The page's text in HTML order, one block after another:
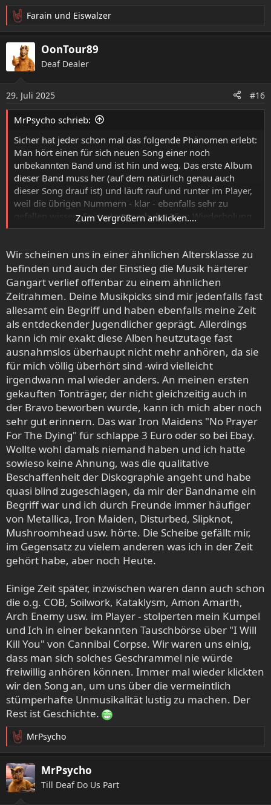
R
e
a
k
t
n
e
n
Farain und Eiswalzer
OonTour89
Deaf Dealer
29. Juli 2025 #16
MrPsycho schrieb:
Sicher hat jeder schon mal das folgende Phänomen erlebt:
Man hört einen für sich neuen Song einer noch
unbekannten Band und ist hin und weg. Das erste Album
dieser Band muss her (auf dem natürlich genau auch
dieser Song drauf ist) und läuft rauf und runter im Player,
weil die übrigen Nummern - klar - ebenfalls sehr zu
gefallen wissen. Spätestens nach der 15en Wiederholung
der Platte weiß man: Es ist Liebe und der Rest der
Stück für Stück arbeitet man sich, entweder chronologisch
oder wild durcheinander, durch die anderen Alben durch.
Aber dieser eine Wow-Effekt der ersten Berührung mit
dieser Band, dieses erste "Geil, das isses!" lässt sich nicht
reproduzieren. Sicher, alle anderen Alben sind auf ihre Art
und Weise auch äußerst stark, aber der "persönliche
Klassiker" wird immer genau dieser erste Song bzw.
dieses erste Album bleiben, dass man von ebenjenem
Interpreten oder Band gehört hat. Auch die generell
abgehuldigten "Klassiker" dieser Band lassen einen nur
etwas schmunzeln, während man weiß: Nein, so toll wie
"mein erstes Mal" mit dieser Band ist und wird das alles
nicht. Und wenn es auch bedeutet, dass man selbst mit
einem eher wenig gemochten Album eingestiegen ist, es
bleibt immer dieser eine ganz besondere "Me-Moment",
der Zenit, den die Band nie wieder so ganz für einen selbst
- weder mit alten Klassikern oder neuen Releases -
erreichen kann. Denn - entweder aus musikalischen oder
persönlichen Gründen beim ersten Horch - war es einfach
genau die richtige Musik zur richtigen Zeit.
Paradebeispiel bei mir ist hier wohl die Soundtrack To
Your Escape von In Flames: Für mich persönlich eines der
besten, wenn nicht das beste Melodeath-Werk aller Zeiten,
was v. a. meiner subjektiven Geschichte mit der Platte
ein damals guter Bekannter zu Schulzeiten über ICQ (ja,
das gab's damals noch) eine Datei namens
thequietplace.mp3 zukommen ließ. Es sollte mein erster
Berührungspunkt mit der Musik etwas härterer Gangart
sein, mit einer Band, von der ich bis zum damaligen
Zeitpunkt noch nie etwas gehört habe. Klar, dass ich mir
dann als 16-jähriger Steppke bald das zugehörige Album
holen musste - ebenfalls eines der ersten Stücke meiner
mittlerweile doch ganz ordentlichen CD-Sammlung. Daher
dürfte einleuchtend sein, dass STYE für mich in jeglicher
Hinsicht ein mehr als besonderes Album war - und auch
immer noch ist. Speziell mit The Quiet Place habe ich In
Flames kennen und lieben gelernt, der Sound, den die
einfach der nie wieder erreichte Inbegriff dieser Band.
Krachende Gitarrenwände, ein wunderbares
Gleichgewicht zwischen Clean- und Melodeath-Gesang,
Zum Vergrößern anklicken....
Wir scheinen uns in einer ähnlichen Altersklasse zu
befinden und auch der Einstieg die Musik härterer
Gangart verlief offenbar zu einem ähnlichen
Zeitrahmen. Deine Musikpicks sind mir jedenfalls fast
allesamt ein Begriff und haben ebenfalls meine Zeit
als entdeckender Jugendlicher geprägt. Allerdings
kann ich mir exakt diese Alben heutzutage fast
ausnahmslos überhaupt nicht mehr anhören, da sie
für mich völlig überhört sind -wird vielleicht
irgendwann mal wieder anders. An meinen ersten
gekauften Tonträger, der nicht gleichzeitig auch in
der Bravo beworben wurde, kann ich mich aber noch
sehr gut erinnern. Das war Iron Maidens "No Prayer
For The Dying" für schlappe 3 Euro oder so bei Ebay.
Wollte wohl damals niemand haben und ich hatte
sowieso keine Ahnung, was die qualitative
Beschaffenheit der Diskographie angeht und habe
quasi blind zugeschlagen, da mir der Bandname ein
Begriff war und ich durch Freunde immer häufiger
von Metallica, Iron Maiden, Disturbed, Slipknot,
Mushroomhead usw. hörte. Die Scheibe gefällt mir,
im Gegensatz zu vielem anderen was ich in der Zeit
gehört habe, aber noch Heute.
Einige Zeit später, inzwischen waren dann auch schon
die o.g. COB, Soilwork, Kataklysm, Amon Amarth,
Arch Enemy usw. im Player - stolperten mein Kumpel
und Ich in einer bekannten Tauschbörse über "I Will
Kill You" von Cannibal Corpse. Wir waren uns einig,
dass man sich solches Geschrammel nie würde
freiwillig anhören können. Immer mal wieder klickten
wir den Song an, um uns über die vermeintlich
stümperhafte Unmusikalität lustig zu machen. Der
Rest ist Geschichte.
R
e
a
k
t
MrPsycho
MrPsycho
Till Deaf Do Us Part